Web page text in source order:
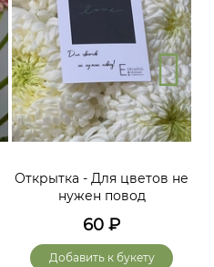
Открытка - Для цветов не
нужен повод
60 ₽
Добавить к букету